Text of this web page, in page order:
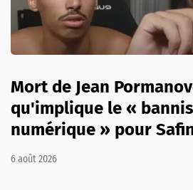
Mort de Jean
qu'implique le «
numérique » pour
6 août 2026